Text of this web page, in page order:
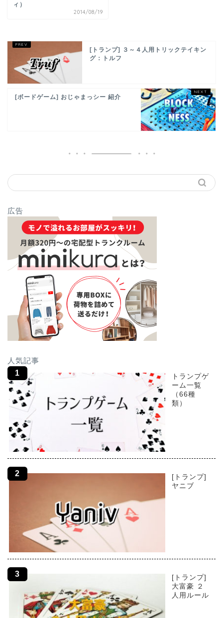
ィ）
2014/08/19
[トランプ] ３～４人用トリックテイキン
グ：トルフ
[ボードゲーム] おじゃまっシー 紹介
広告
人気記事
トランプゲ
ーム一覧
（66種
類）
[トランプ]
ヤニブ
[トランプ]
大富豪 ２
人用ルール